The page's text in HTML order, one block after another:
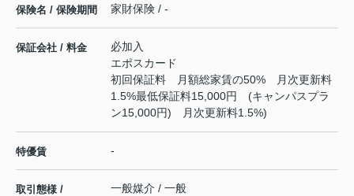
保険名 / 保険期間 家財保険 / -
保証会社 / 料金
必加入
エポスカード
初回保証料 月額総家賃の50% 月次更新料
1.5%最低保証料15,000円 (キャンパスプラ
ン15,000円) 月次更新料1.5%)
特優賃 -
取引態様 /
一般媒介 / 一般